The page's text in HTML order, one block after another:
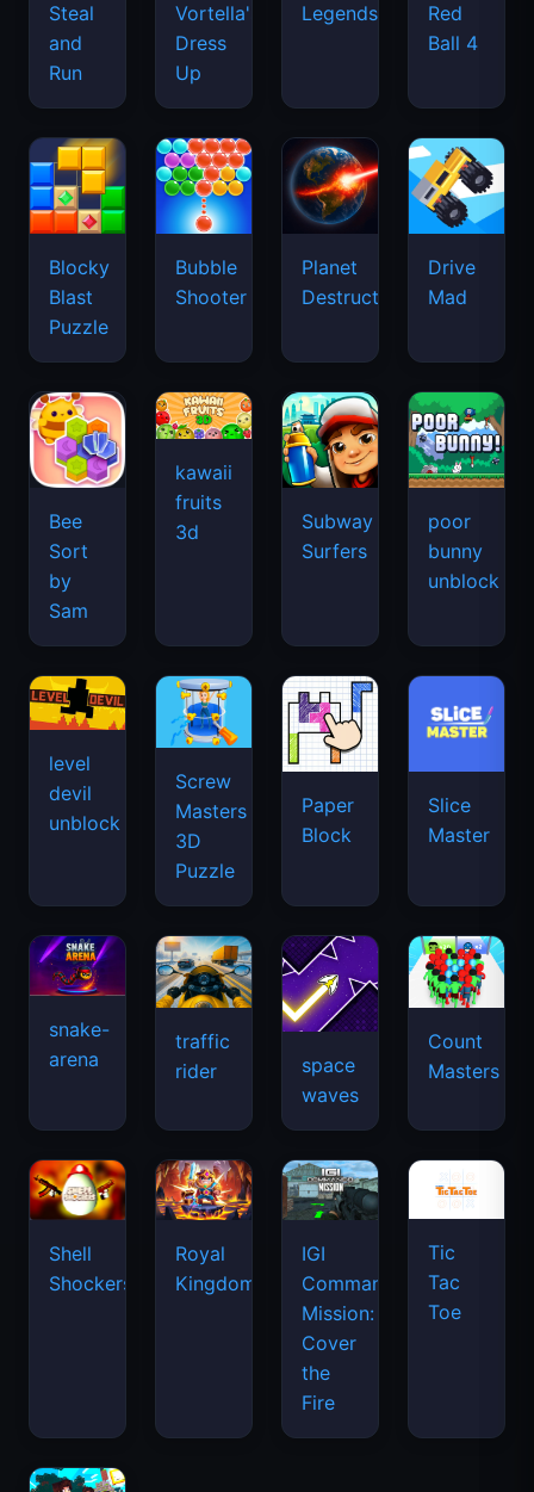
Steal
and
Run
Vortella's
Dress
Up
Legends
Red
Ball 4
Blocky
Blast
Puzzle
Bubble
Shooter
Planet
Destruction
Drive
Mad
Bee
Sort
by
Sam
kawaii
fruits
3d
Subway
Surfers
poor
bunny
unblock
level
devil
unblock
Screw
Masters
3D
Puzzle
Paper
Block
Slice
Master
snake-
arena
traffic
rider
space
waves
Count
Masters
Shell
Shockers
Royal
Kingdom
IGI
Commando
Mission:
Cover
the
Fire
Tic
Tac
Toe